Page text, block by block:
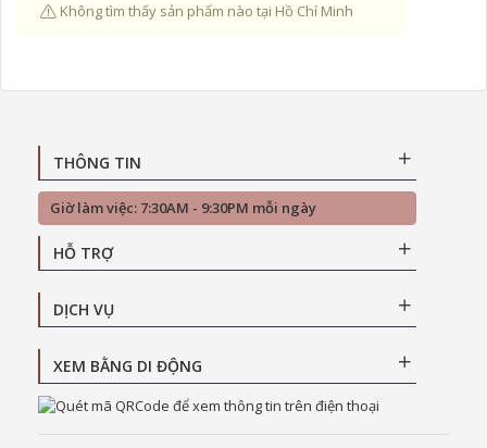
Không tìm thấy sản phẩm nào tại Hồ Chí Minh
THÔNG TIN
Giờ làm việc: 7:30AM - 9:30PM mỗi ngày
HỖ TRỢ
DỊCH VỤ
XEM BẰNG DI ĐỘNG